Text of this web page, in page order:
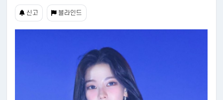
신고 블라인드